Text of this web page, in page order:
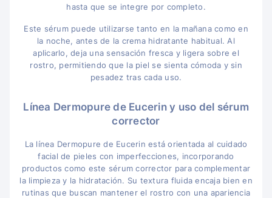
hasta que se integre por completo.
Este sérum puede utilizarse tanto en la mañana como en
la noche, antes de la crema hidratante habitual. Al
aplicarlo, deja una sensación fresca y ligera sobre el
rostro, permitiendo que la piel se sienta cómoda y sin
pesadez tras cada uso.
Línea Dermopure de Eucerin y uso del sérum
corrector
La línea Dermopure de Eucerin está orientada al cuidado
facial de pieles con imperfecciones, incorporando
productos como este sérum corrector para complementar
la limpieza y la hidratación. Su textura fluida encaja bien en
rutinas que buscan mantener el rostro con una apariencia